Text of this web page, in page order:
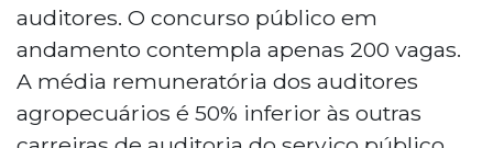
auditores. O concurso público em
andamento contempla apenas 200 vagas.
A média remuneratória dos auditores
agropecuários é 50% inferior às outras